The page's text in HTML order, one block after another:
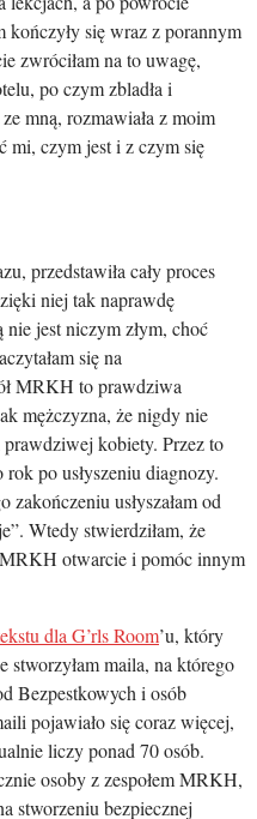
kończyły się wraz z porannym
zwróciłam na to uwagę,
po czym zbladła i
mną, rozmawiała z moim
mi, czym jest i z czym się
przedstawiła cały proces
niej tak naprawdę
nie jest niczym złym, choć
się na
MRKH to prawdziwa
mężczyzna, że nigdy nie
prawdziwej kobiety. Przez to
po usłyszeniu diagnozy.
zakończeniu usłyszałam od
Wtedy stwierdziłam, że
MRKH otwarcie i pomóc innym
dla G’rls Room’u, który
stworzyłam maila, na którego
Bezpestkowych i osób
pojawiało się coraz więcej,
liczy ponad 70 osób.
osoby z zespołem MRKH,
stworzeniu bezpiecznej